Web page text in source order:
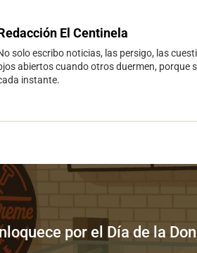
El Centinela
solo escribo noticias, las persigo, las
abiertos cuando otros duermen, porque
instante.
por el Día de la